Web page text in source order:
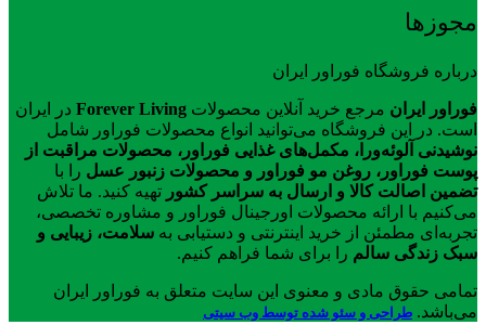
مجوزها
درباره فروشگاه فوراور ایران
فوراور ایران مرجع خرید آنلاین محصولات Forever Living در ایران
است. در این فروشگاه می‌توانید انواع محصولات فوراور شامل
نوشیدنی آلوئه‌ورا، مکمل‌های غذایی فوراور، محصولات مراقبت از
پوست فوراور، روغن مو فوراور و محصولات زنبور عسل را با
تضمین اصالت کالا و ارسال به سراسر کشور تهیه کنید. ما تلاش
می‌کنیم با ارائه محصولات اورجینال فوراور و مشاوره تخصصی،
تجربه‌ای مطمئن از خرید اینترنتی و دستیابی به سلامت، زیبایی و
سبک زندگی سالم را برای شما فراهم کنیم.
تمامی حقوق مادی و معنوی این سایت متعلق به فوراور ایران
می‌باشد. طراحی و سئو شده توسط وب سیتی